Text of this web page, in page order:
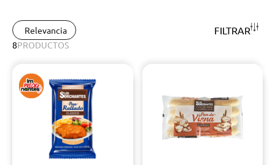
Relevancia FILTRAR
8PRODUCTOS